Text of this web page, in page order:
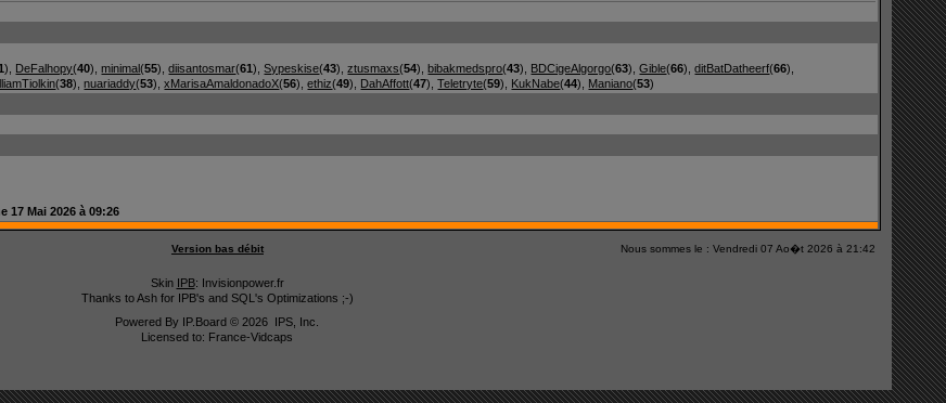
), DeFalhopy(40),minimal(55),diisantosmar(61),Sypeskise(43),ztusmaxs(54),bibakmedspro(43), BDCigeAlgorgo(63),Gible(66),ditBatDatheerf(66),
(38),nuariaddy(53),xMarisaAmaldonadoX(56),ethiz(49), DahAffott(47),Teletryte(59), KukNabe(44), Maniano(53)
17 Mai 2026 à 09:26
Version bas débit Nous sommes le : Vendredi 07 Ao�t 2026 à 21:42
Skin IPB: Invisionpower.fr
Thanks to Ash for IPB's and SQL's Optimizations ;-)
Powered By IP.Board © 2026 IPS, Inc
Licensed to: France-Vidcaps